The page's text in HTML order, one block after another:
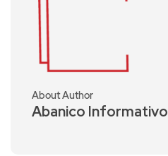
About Author
Abanico Informativo